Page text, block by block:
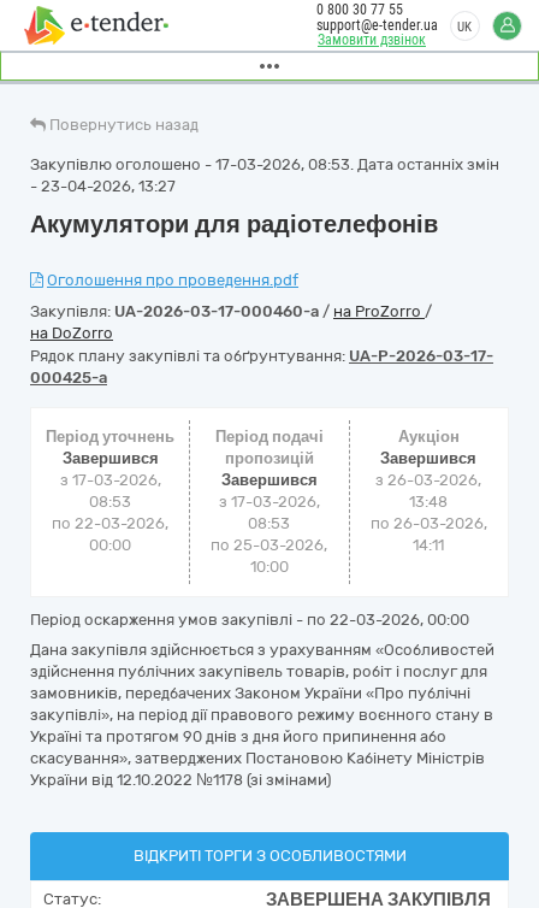
Замовити дзвінок
0 800 30 77 55
support@e-tender.ua
UK
Повернутись назад
Закупівлю оголошено - 17-03-2026, 08:53. Дата останніх змін
- 23-04-2026, 13:27
Акумулятори для радіотелефонів
Оголошення про проведення.pdf
Закупівля: UA-2026-03-17-000460-a / на ProZorro /
на DoZorro
Рядок плану закупівлі та обґрунтування: UA-P-2026-03-17-
000425-a
Період уточнень
Завершився
з 17-03-2026,
08:53
по 22-03-2026,
00:00
Період подачі
пропозицій
Завершився
з 17-03-2026,
08:53
по 25-03-2026,
10:00
Аукціон
Завершився
з26-03-2026,
13:48
по 26-03-2026,
14:11
Період оскарження умов закупівлі - по 22-03-2026, 00:00
Дана закупівля здійснюється з урахуванням «Особливостей
здійснення публічних закупівель товарів, робіт і послуг для
замовників, передбачених Законом України «Про публічні
закупівлі», на період дії правового режиму воєнного стану в
Україні та протягом 90 днів з дня його припинення або
скасування», затверджених Постановою Кабінету Міністрів
України від 12.10.2022 №1178 (зі змінами)
ВІДКРИТІ ТОРГИ З ОСОБЛИВОСТЯМИ
Статус: ЗАВЕРШЕНА ЗАКУПІВЛЯ